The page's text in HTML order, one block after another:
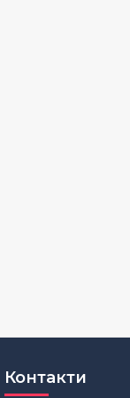
Контакти